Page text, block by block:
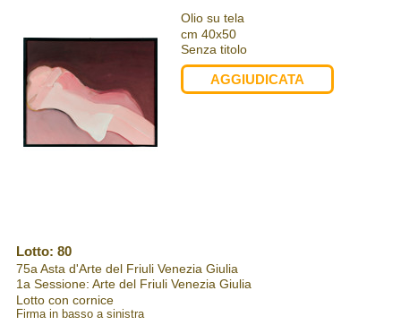
Olio su tela
cm 40x50
Senza titolo
AGGIUDICATA
Lotto: 80
75a Asta d'Arte del Friuli Venezia Giulia
1a Sessione: Arte del Friuli Venezia Giulia
Lotto con cornice
Firma in basso a sinistra